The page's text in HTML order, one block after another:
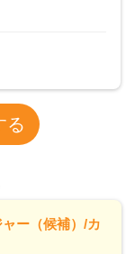
る
ー（候補）/カ